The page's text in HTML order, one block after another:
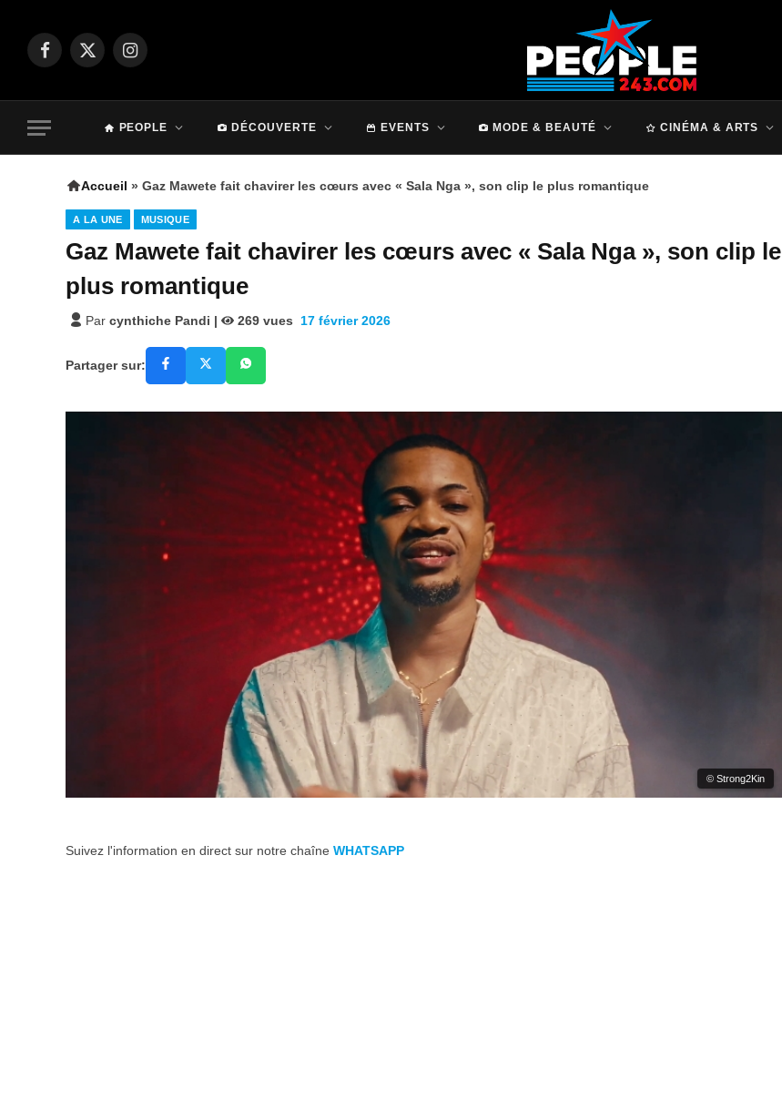
Facebook
X
Instagram
PEOPLE DÉCOUVERTE EVENTS MODE & BEAUTÉ CINÉMA & ARTS
Accueil » Gaz Mawete fait chavirer les cœurs avec « Sala Nga », son clip le plus romantique
A LA UNE MUSIQUE
Gaz Mawete fait chavirer les cœurs avec « Sala Nga », son clip le
plus romantique
Par cynthiche Pandi | 269 vues 17 février 2026
Partager sur:
© Strong2Kin
Suivez l'information en direct sur notre chaîne WHATSAPP